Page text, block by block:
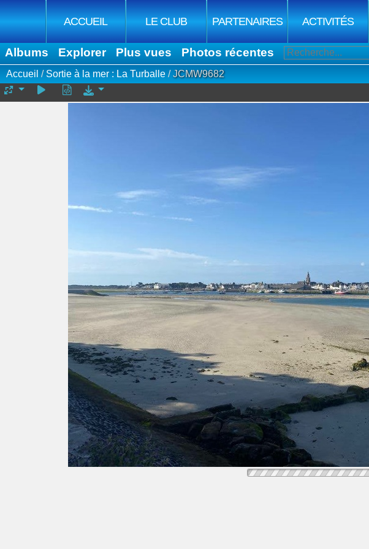
ACCUEIL LE CLUB PARTENAIRES ACTIVITÉS
Albums Explorer Plus vues Photos récentes
Accueil / Sortie à la mer : La Turballe /JCMW9682